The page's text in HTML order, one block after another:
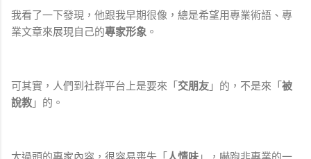
我看了一下發現，他跟我早期很像，總是希望用專業術語、專
業文章來展現自己的專家形象 。
可其實，人們到社群平台上是要來「 交朋友 」的，不是來「 被
說教 」的。